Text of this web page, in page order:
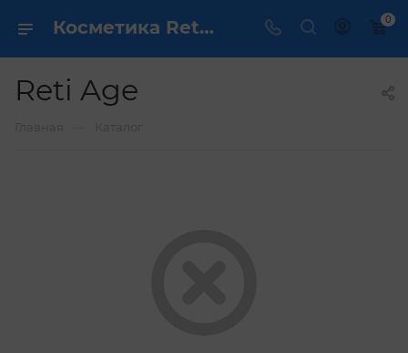
Косметика Reti Age - купить в интернет магазине ✔️ по выгодной цене 0
Reti Age